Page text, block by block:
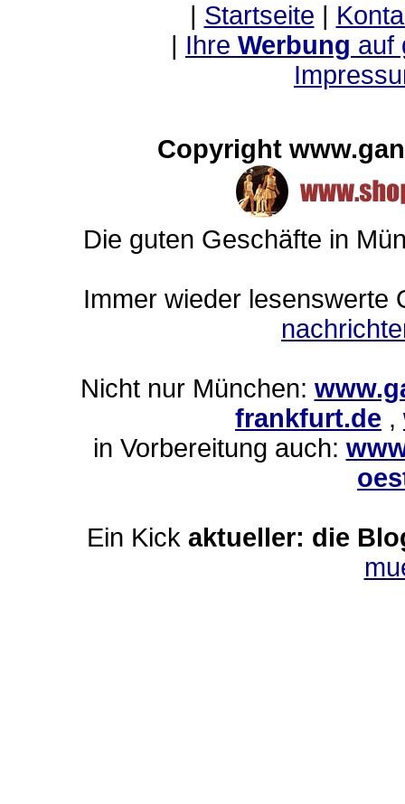
| Startseite |
| Ihre Werbung auf
Copyright
Die guten Geschäfte in
Immer wieder lesenswerte
Nicht nur München:
frankfurt.de ,
in Vorbereitung auch:
Ein Kick aktueller: die